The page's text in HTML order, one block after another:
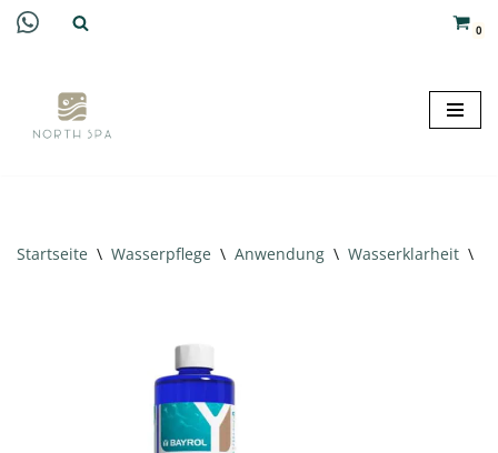
springen
0
Startseite \ Wasserpflege \ Anwendung \ Wasserklarheit \